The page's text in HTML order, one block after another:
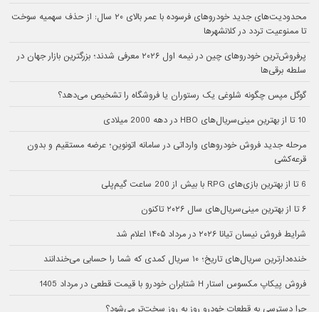
محدودیت‌های جدید خودروهای فرسوده با عمر بالای ۲۰ سال: از حذف سهمیه سوخت
تا ممنوعیت تردد در کلانشهرها
پرفروش‌ترین خودروهای چین در نیمه اول ۲۰۲۶ معرفی شدند؛ بزرگترین بازار جهان در
سلطه برقی‌ها
گوگل مپس چگونه شلوغی یک رستوران یا فروشگاه را تشخیص می‌دهد؟
10 تا از بهترین مینی‌سریال‌های HBO در دهه 2000 میلادی
مرحله جدید فروش خودروهای وارداتی در سامانه اتونوین؛ عرضه مستقیم و بدون
قرعه‌کشی
6 تا از بهترین بازی‌های RPG با بیش از 200 ساعت گیم‌پلی
۶ تا از بهترین مینی‌سریال‌های سال ۲۰۲۶ تاکنون
شرایط فروش نیسان تیانا ۲۰۲۶ در مرداد ۱۴۰۵ اعلام شد
خنده‌دارترین سریال‌های تاریخ؛ ۱۰ سریال کمدی که شما را حسابی می‌خندانند
فروش پیکاپ مکسوس استار H شتابران خودرو با قیمت قطعی در مرداد 1405
چرا دسترسی به قطعات خودرو روز به روز سخت‌تر می‌شود؟